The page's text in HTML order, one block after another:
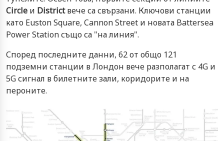
Circle и Districtвече са свързани. Ключови станции
като Euston Square, Cannon Street и новата Battersea
Power Station също са "на линия".
Според последните данни, 62 от общо 121
подземни станции в Лондон вече разполагат с 4G и
5G сигнал в билетните зали, коридорите и на
пероните.